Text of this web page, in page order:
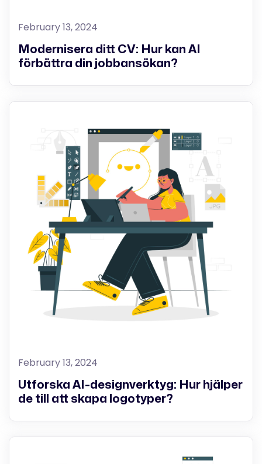
February 13, 2024
Modernisera ditt CV: Hur kan AI
förbättra din jobbansökan?
February 13, 2024
Utforska AI-designverktyg: Hur hjälper
de till att skapa logotyper?